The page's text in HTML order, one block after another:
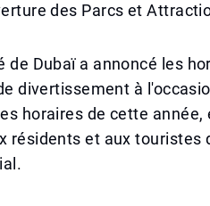
des Parcs et
de Dubaï a annoncé les
divertissement à
horaires de cette
résidents et aux touristes